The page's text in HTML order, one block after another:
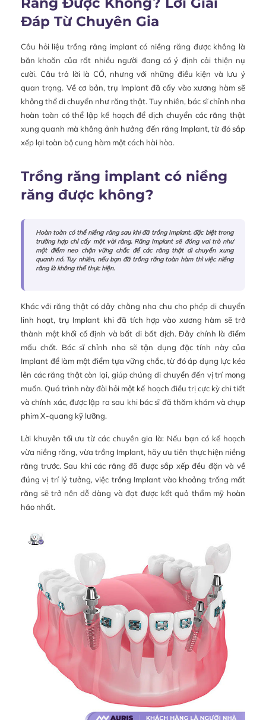
Đáp Từ Chuyên Gia
Câu hỏi liệu trồng răng implant có niềng răng được không là
băn khoăn của rất nhiều người đang có ý định cải thiện nụ
cười. Câu trả lời là CÓ, nhưng với những điều kiện và lưu ý
quan trọng. Về cơ bản, trụ Implant đã cấy vào xương hàm sẽ
không thể di chuyển như răng thật. Tuy nhiên, bác sĩ chỉnh nha
hoàn toàn có thể lập kế hoạch để dịch chuyển các răng thật
xung quanh mà không ảnh hưởng đến răng Implant, từ đó sắp
xếp lại toàn bộ cung hàm một cách hài hòa.
Trồng răng implant có niềng
răng được không?
Hoàn toàn có thể niềng răng sau khi đã trồng Implant, đặc biệt trong
trường hợp chỉ cấy một vài răng. Răng Implant sẽ đóng vai trò như
một điểm neo chặn vững chắc để các răng thật di chuyển xung
quanh nó. Tuy nhiên, nếu bạn đã trồng răng toàn hàm thì việc niềng
răng là không thể thực hiện.
Khác với răng thật có dây chằng nha chu cho phép di chuyển
linh hoạt, trụ Implant khi đã tích hợp vào xương hàm sẽ trở
thành một khối cố định và bất di bất dịch. Đây chính là điểm
mấu chốt. Bác sĩ chỉnh nha sẽ tận dụng đặc tính này của
Implant để làm một điểm tựa vững chắc, từ đó áp dụng lực kéo
lên các răng thật còn lại, giúp chúng di chuyển đến vị trí mong
muốn. Quá trình này đòi hỏi một kế hoạch điều trị cực kỳ chi tiết
và chính xác, được lập ra sau khi bác sĩ đã thăm khám và chụp
phim X-quang kỹ lưỡng.
Lời khuyên tối ưu từ các chuyên gia là: Nếu bạn có kế hoạch
vừa niềng răng, vừa trồng Implant, hãy ưu tiên thực hiện niềng
răng trước. Sau khi các răng đã được sắp xếp đều đặn và về
đúng vị trí lý tưởng, việc trồng Implant vào khoảng trống mất
răng sẽ trở nên dễ dàng và đạt được kết quả thẩm mỹ hoàn
hảo nhất.